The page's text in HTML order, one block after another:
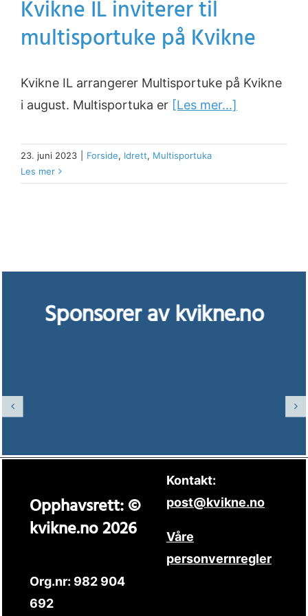
Kvikne IL inviterer til
multisportuke på Kvikne
Kvikne IL arrangerer Multisportuke på Kvikne
i august. Multisportuka er [Les mer...]
23. juni 2023 Forside, Idrett, Multisportuka
Les mer
Sponsorer av kvikne.no
Opphavsrett: ©
kvikne.no 2026
Org.nr: 982 904
692
Kontakt:
post@kvikne.no
Våre
personvernregler